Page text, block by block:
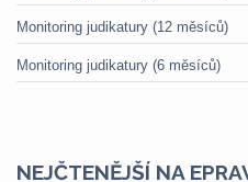
Monitoring judikatury (12 měsíců)
Monitoring judikatury (6 měsíců)
NEJČTENĚJŠÍ NA